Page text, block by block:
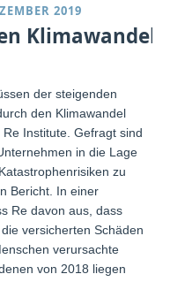
2019
Klimawandel
der steigenden
den Klimawandel
Institute. Gefragt sind
in die Lage
zu
Bericht. In einer
Re davon aus, dass
versicherten Schäden
verursachte
von 2018 liegen